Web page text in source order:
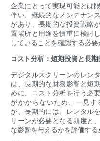
企業にとって実現可能とは
伴い、継続的なメンテナン
があり、長期的な投資戦略
置場所と用途を慎重に検討
していることを確認する必要
コスト分析：短期投資と長
デジタルスクリーンのレン
は、長期的な財務影響と短
めに、コスト分析を行う必
がかからないため、一見
が、長期的には、レンタル
リーンが必要となる頻度と
な影響を与えるかを評価する